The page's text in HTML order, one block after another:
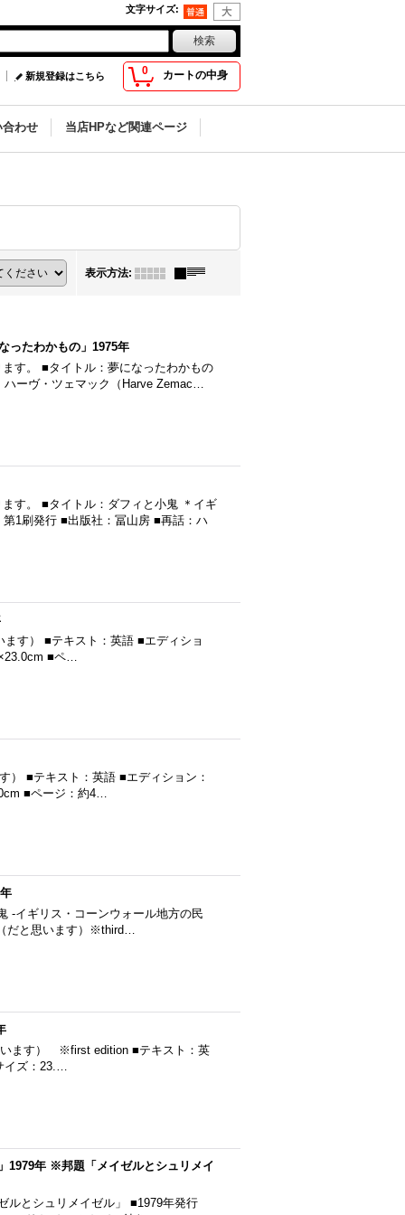
文字サイズ:
0 カートの中身
新規登録はこちら
合わせ 当店HPなど関連ページ
表示方法:
ったわかもの」1975年
す。 ■タイトル：夢になったわかもの
ーヴ・ツェマック（Harve Zemac…
す。 ■タイトル：ダフィと小鬼 ＊イギ
1刷発行 ■出版社：冨山房 ■再話：ハ
す） ■テキスト：英語 ■エディショ
■ペ…
） ■テキスト：英語 ■エディション：
■ページ：約4…
-イギリス・コーンウォール地方の民
だと思います）※third…
います） ※first edition ■テキスト：英
イズ：23.…
1979年 ※邦題「メイゼルとシュリメイ
とシュリメイゼル」 ■1979年発行